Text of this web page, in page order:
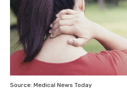
Source: Medical News Today